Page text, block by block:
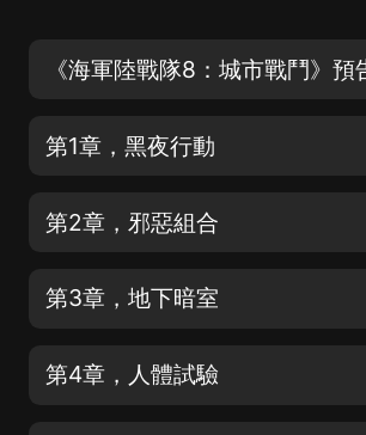
第1章，黑夜行動
第2章，邪惡組合
第3章，地下暗室
第4章，人體試驗